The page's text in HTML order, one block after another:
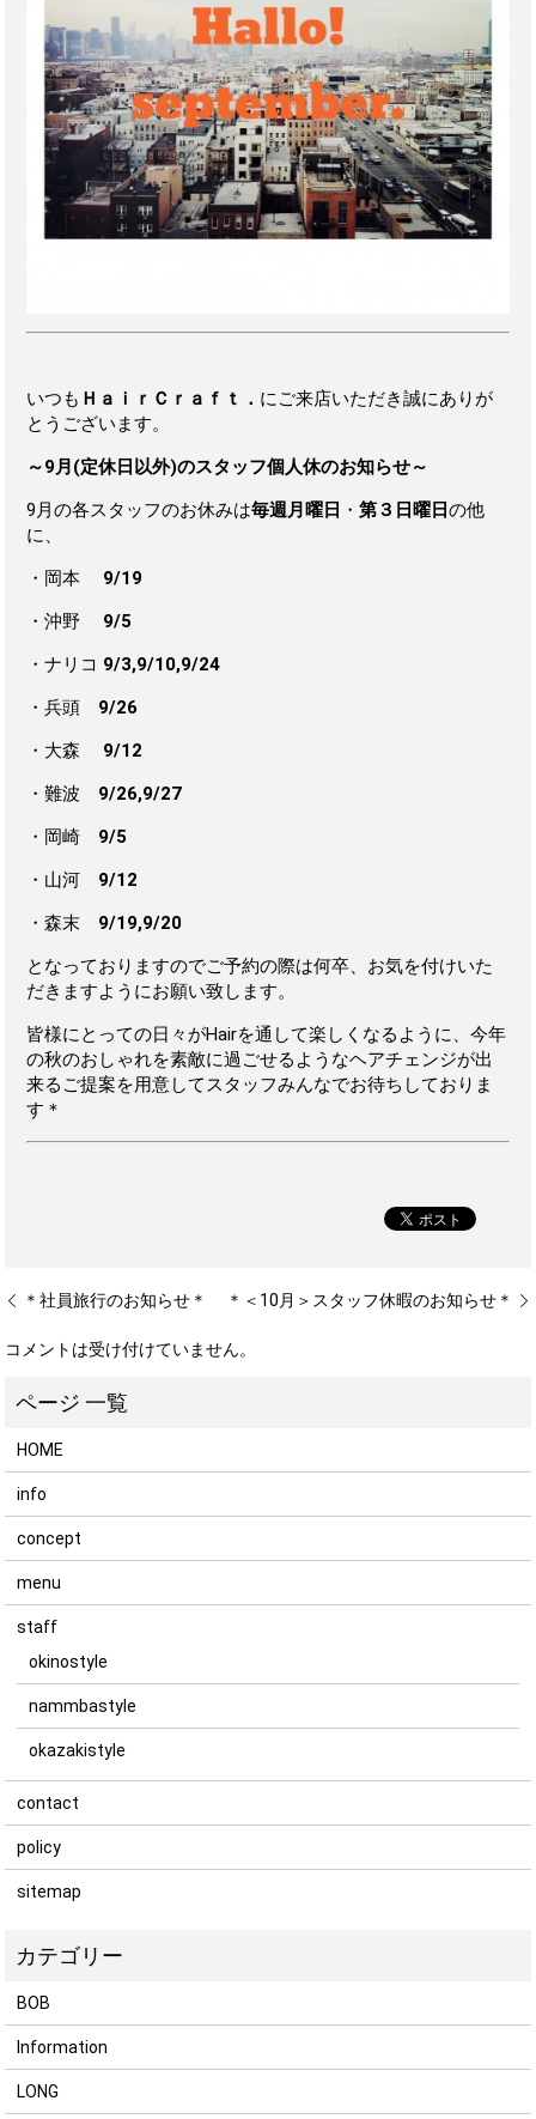
いつも ＨａｉｒＣｒａｆｔ． にご来店いただき誠にありが
とうございます。
～9月(定休日以外)のスタッフ個人休のお知らせ～
9月の各スタッフのお休みは毎週月曜日 ・第３日曜日の他
に、
・岡本 9/19
・沖野 9/5
・ナリコ 9/3,9/10,9/24
・兵頭 9/26
・大森 9/12
・難波 9/26,9/27
・岡崎 9/5
・山河 9/12
・森末 9/19,9/20
となっておりますのでご予約の際は何卒、お気を付けいた
だきますようにお願い致します。
皆様にとっての日々がHairを通して楽しくなるように、今年
の秋のおしゃれを素敵に過ごせるようなヘアチェンジが出
来るご提案を用意してスタッフみんなでお待ちしておりま
す＊
＊社員旅行のお知らせ＊ ＊＜10月＞スタッフ休暇のお知らせ＊
コメントは受け付けていません。
HOME
info
concept
menu
staff
okinostyle
nammbastyle
okazakistyle
contact
policy
sitemap
BOB
Information
LONG